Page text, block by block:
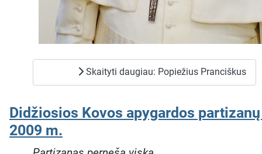
Skaityti daugiau: Popiežius Pranciškus
Didžiosios Kovos apygardos
2009 m.